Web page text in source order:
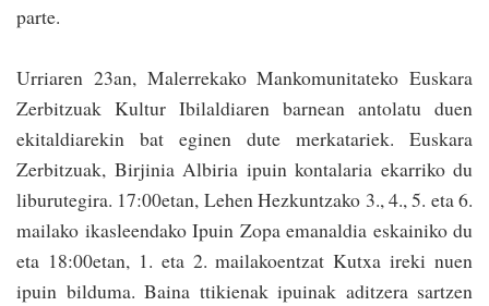
parte.
Urriaren 23an, Malerrekako Mankomunitateko Euskara
Zerbi­tzuak Kultur Ibilaldiaren barnean antolatu duen
ekitaldiarekin bat eginen dute merkatariek. Euskara
Zerbitzuak, Birjinia Albiria ipuin kontalaria ekarriko du
liburutegira. 17:00etan, Lehen Hezkuntzako 3., 4., 5. eta 6.
mailako ikasleendako Ipuin Zopa emanaldia eskainiko du
eta 18:00etan, 1. eta 2. mailakoentzat Kutxa ireki nuen
ipuin bilduma. Baina ttikienak ipuinak aditzera sartzen